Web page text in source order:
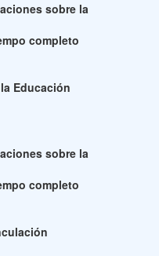
sobre la
completo
Educación
sobre la
completo